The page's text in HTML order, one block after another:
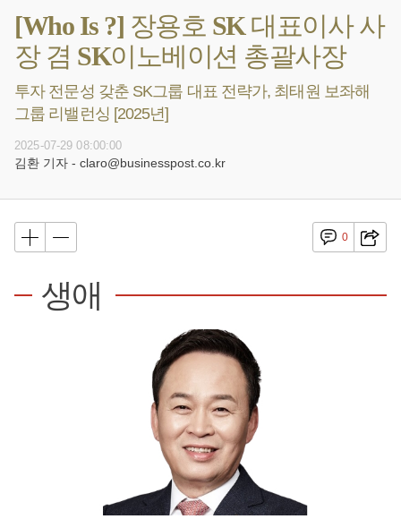
[Who Is ?] 장용호 SK 대표이사 사
장 겸 SK이노베이션 총괄사장
투자 전문성 갖춘 SK그룹 대표 전략가, 최태원 보좌해
그룹 리밸런싱 [2025년]
2025-07-29 08:00:00
김환 기자 - claro@businesspost.co.kr
0
생애